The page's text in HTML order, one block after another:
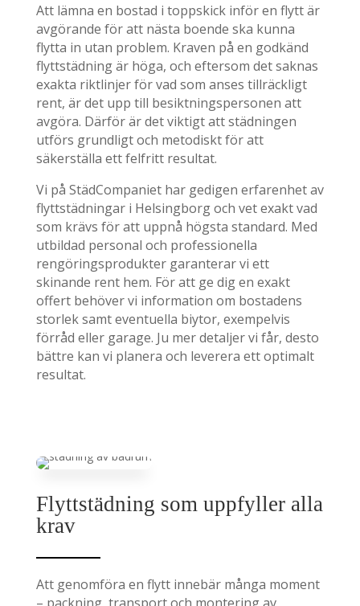
Att lämna en bostad i toppskick inför en flytt är
avgörande för att nästa boende ska kunna
flytta in utan problem. Kraven på en godkänd
flyttstädning är höga, och eftersom det saknas
exakta riktlinjer för vad som anses tillräckligt
rent, är det upp till besiktningspersonen att
avgöra. Därför är det viktigt att städningen
utförs grundligt och metodiskt för att
säkerställa ett felfritt resultat.
Vi på StädCompaniet har gedigen erfarenhet av
flyttstädningar i Helsingborg och vet exakt vad
som krävs för att uppnå högsta standard. Med
utbildad personal och professionella
rengöringsprodukter garanterar vi ett
skinande rent hem. För att ge dig en exakt
offert behöver vi information om bostadens
storlek samt eventuella biytor, exempelvis
förråd eller garage. Ju mer detaljer vi får, desto
bättre kan vi planera och leverera ett optimalt
resultat.
Flyttstädning som uppfyller alla
krav
Att genomföra en flytt innebär många moment